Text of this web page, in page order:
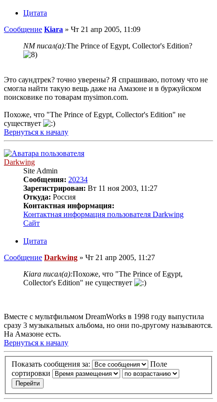
Цитата
Сообщение Kiara » Чт 21 апр 2005, 11:09
NM писал(а):The Prince of Egypt, Collector's Edition?
Это саундтрек? точно уверены? Я спрашиваю, потому что не
смогла найти такую вещь даже на Амазоне и в буржуйском
поисковике по товарам mysimon.com.
Похоже, что "The Prince of Egypt, Collector's Edition" не
существует
Вернуться к началу
Darkwing
Site Admin
Сообщения: 20234
Зарегистрирован: Вт 11 ноя 2003, 11:27
Откуда: Россия
Контактная информация:
Контактная информация пользователя Darkwing
Сайт
Цитата
Сообщение Darkwing » Чт 21 апр 2005, 11:27
Kiara писал(а):Похоже, что "The Prince of Egypt,
Collector's Edition" не существует
Вместе с мультфильмом DreamWorks в 1998 году выпустила
сразу 3 музыкальных альбома, но они по-другому называются.
На Амазоне есть.
Вернуться к началу
Показать сообщения за:
Поле
сортировки